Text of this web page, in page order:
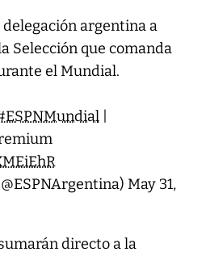
argentina a
Selección que comanda
el Mundial.
|
May 31,
directo a la